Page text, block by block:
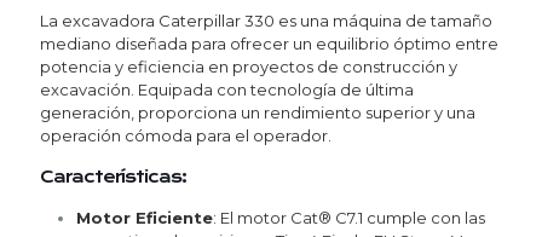
La excavadora Caterpillar 330 es una máquina de tamaño
mediano diseñada para ofrecer un equilibrio óptimo entre
potencia y eficiencia en proyectos de construcción y
excavación. Equipada con tecnología de última
generación, proporciona un rendimiento superior y una
operación cómoda para el operador.
Características:
Motor Eficiente: El motor Cat® C7.1 cumple con las